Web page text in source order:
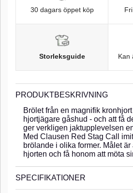
30 dagars öppet köp
Storleksguide Kan
PRODUKTBESKRIVNING
Brölet från en magnifik
hjortjägare gåshud - och att få
ger verkligen jaktupplevelsen
Med Clausen Red Stag Call
brölande i olika former. Målet är
hjorten och få honom att möta
SPECIFIKATIONER